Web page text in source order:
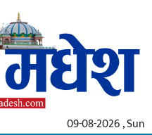
09-08-2026 , Sun